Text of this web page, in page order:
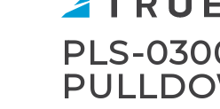
PLS-